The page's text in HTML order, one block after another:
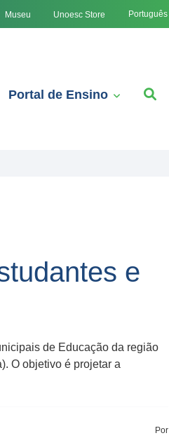
Museu Unoesc Store Português
Portal de Ensino
e
de Educação da região
O objetivo é projetar a
Por